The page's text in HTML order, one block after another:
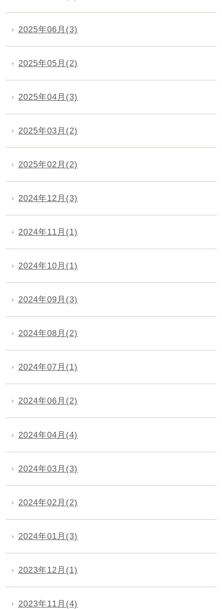
2025年06月(3)
2025年05月(2)
2025年04月(3)
2025年03月(2)
2025年02月(2)
2024年12月(3)
2024年11月(1)
2024年10月(1)
2024年09月(3)
2024年08月(2)
2024年07月(1)
2024年06月(2)
2024年04月(4)
2024年03月(3)
2024年02月(2)
2024年01月(3)
2023年12月(1)
2023年11月(4)